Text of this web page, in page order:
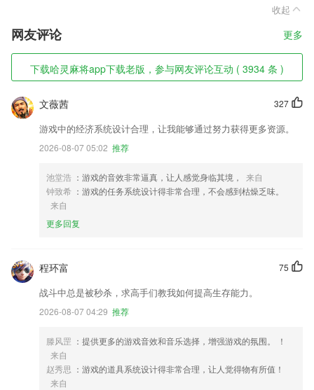
收起
网友评论 更多
下载哈灵麻将app下载老版，参与网友评论互动 ( 3934 条 )
327
文薇茜
游戏中的经济系统设计合理，让我能够通过努力获得更多资源。
2026-08-07 05:02 推荐
池堂浩 ：游戏的音效非常逼真，让人感觉身临其境，
来自
钟致希 ：游戏的任务系统设计得非常合理，不会感到枯燥乏味。
来自
更多回复
75
程环富
战斗中总是被秒杀，求高手们教我如何提高生存能力。
2026-08-07 04:29 推荐
滕风罡 ：提供更多的游戏音效和音乐选择，增强游戏的氛围。 ！
来自
赵秀思 ：游戏的道具系统设计得非常合理，让人觉得物有所值！
来自